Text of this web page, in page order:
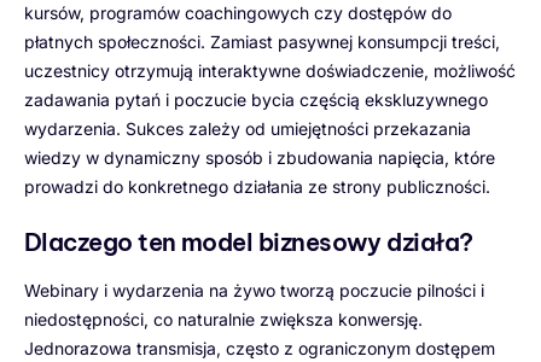
kursów, programów coachingowych czy dostępów do
płatnych społeczności. Zamiast pasywnej konsumpcji treści,
uczestnicy otrzymują interaktywne doświadczenie, możliwość
zadawania pytań i poczucie bycia częścią ekskluzywnego
wydarzenia. Sukces zależy od umiejętności przekazania
wiedzy w dynamiczny sposób i zbudowania napięcia, które
prowadzi do konkretnego działania ze strony publiczności.
Dlaczego ten model biznesowy działa?
Webinary i wydarzenia na żywo tworzą poczucie pilności i
niedostępności, co naturalnie zwiększa konwersję.
Jednorazowa transmisja, często z ograniczonym dostępem